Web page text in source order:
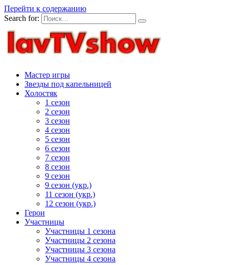
Перейти к содержанию
Search for:
Мастер игры
Звезды под капельницей
Холостяк
1 сезон
2 сезон
3 сезон
4 сезон
5 сезон
6 сезон
7 сезон
8 сезон
9 сезон
9 сезон (укр.)
11 сезон (укр.)
12 сезон (укр.)
Герои
Участницы
Участницы 1 сезона
Участницы 2 сезона
Участницы 3 сезона
Участницы 4 сезона